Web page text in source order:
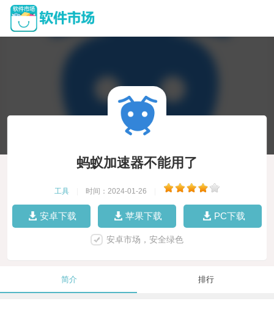
蚂蚁加速器不能用了
工具 时间：2024-01-26
安卓下载 苹果下载 PC下载
安卓市场，安全绿色
简介 排行